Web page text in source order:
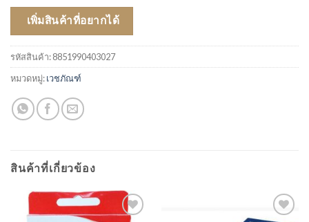
เพิ่มสินค้าที่อยากได้
รหัสสินค้า:8851990403027
หมวดหมู่:เวชภัณฑ์
สินค้าที่เกี่ยวข้อง